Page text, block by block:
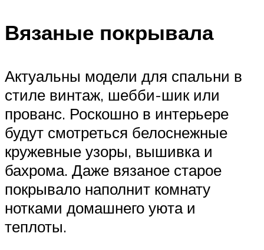
Вязаные покрывала
Актуальны модели для спальни в
стиле винтаж, шебби-шик или
прованс. Роскошно в интерьере
будут смотреться белоснежные
кружевные узоры, вышивка и
бахрома. Даже вязаное старое
покрывало наполнит комнату
нотками домашнего уюта и
теплоты.